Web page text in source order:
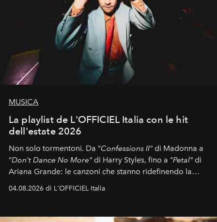
MUSICA
La playlist de L'OFFICIEL Italia con le hit
dell'estate 2026
Non solo tormentoni. Da "Confessions II" di Madonna a
"Don't Dance No More" di Harry Styles, fino a "Petal" di
Ariana Grande: le canzoni che stanno ridefinendo la
colonna sonora della stagione.
04.08.2026 di L'OFFICIEL Italia